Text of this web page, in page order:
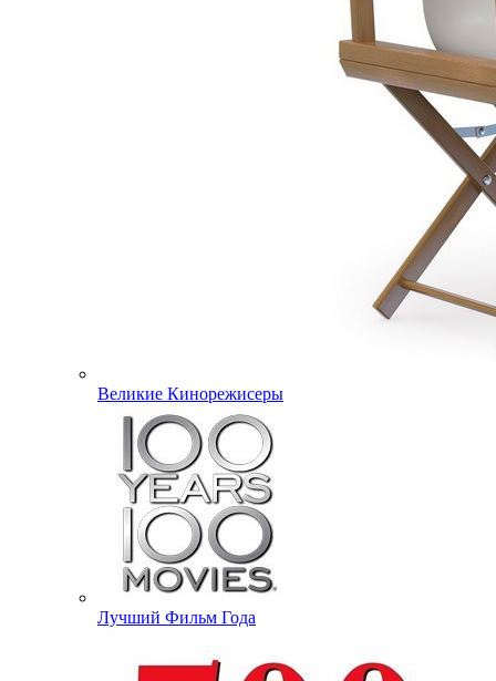
Великие Кинорежисеры
Лучший Фильм Года